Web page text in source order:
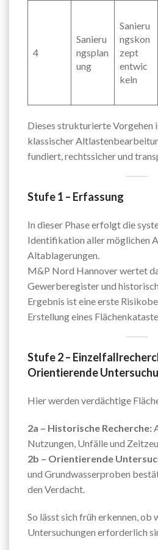
4
Sanieru
ngsplan
ung
Sanieru
ngskon
zept
entwic
keln
Dieses strukturierte Vorgehen
klassischer
fundiert, rechtssicher und
Stufe 1 – Erfassung
In dieser Phase erfolgt die
Identifikation aller möglichen
Altablagerungen.
M&P Nord Hannover wertet
Gewerberegister und
Ergebnis ist eine erste
Erstellung eines
Stufe 2 –
Orientierende
Hier werden verdächtige
2a – Historische Recherche:
Nutzungen, Unfälle und
2b – Orientierende
und Grundwasserproben
den Verdacht.
So lässt sich früh erkennen, ob
Untersuchungen erforderlich